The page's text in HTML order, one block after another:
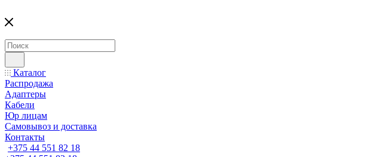
Каталог
Распродажа
Адаптеры
Кабели
Юр лицам
Самовывоз и доставка
Контакты
+375 44 551 82 18